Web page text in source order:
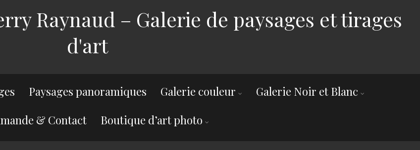
Raynaud – Galerie de paysages et tirages
d'art
Paysages panoramiques Galerie couleur
Galerie Noir et Blanc
& Contact
Boutique d’art photo